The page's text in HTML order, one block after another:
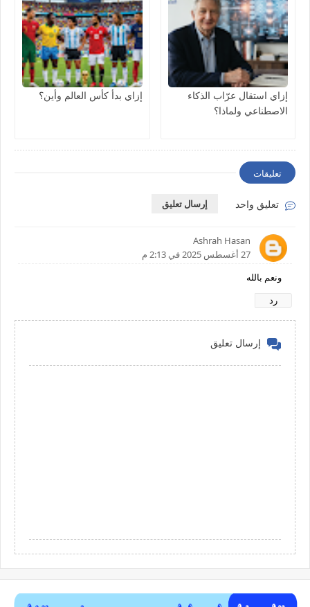
إزاي استقال عرّاب الذكاء
الاصطناعي ولماذا؟
إزاي بدأ كأس العالم وأين؟
تعليقات
تعليق واحد إرسال تعليق
Ashrah Hasan
27 أغسطس 2025 في 2:13 م
ونعم بالله
رد
إرسال تعليق